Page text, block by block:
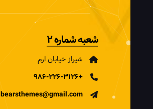
شعبه شماره 2
شیراز خیابان ارم
+986-226-3126
bearsthemes@gmail.com